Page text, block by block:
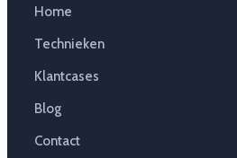
Home
Technieken
Klantcases
Blog
Contact